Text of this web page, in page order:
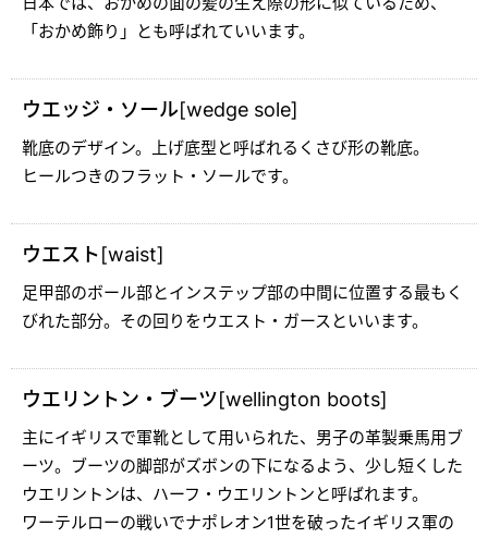
「おかめ飾り」とも呼ばれていいます。
ウエッジ・ソール[wedge sole]
靴底のデザイン。上げ底型と呼ばれるくさび形の靴底。
ヒールつきのフラット・ソールです。
ウエスト[waist]
足甲部のボール部とインステップ部の中間に位置する最もく
びれた部分。その回りをウエスト・ガースといいます。
ウエリントン・ブーツ[wellington boots]
主にイギリスで軍靴として用いられた、男子の革製乗馬用ブ
ーツ。ブーツの脚部がズボンの下になるよう、少し短くした
ウエリントンは、ハーフ・ウエリントンと呼ばれます。
ワーテルローの戦いでナポレオン1世を破ったイギリス軍の